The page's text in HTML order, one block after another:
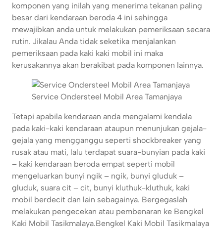
komponen yang inilah yang menerima tekanan paling
besar dari kendaraan beroda 4 ini sehingga
mewajibkan anda untuk melakukan pemeriksaan secara
rutin. Jikalau Anda tidak seketika menjalankan
pemeriksaan pada kaki kaki mobil ini maka
kerusakannya akan berakibat pada komponen lainnya.
Service Ondersteel Mobil Area Tamanjaya
Tetapi apabila kendaraan anda mengalami kendala
pada kaki-kaki kendaraan ataupun menunjukan gejala-
gejala yang mengganggu seperti shockbreaker yang
rusak atau mati, lalu terdapat suara-bunyian pada kaki
– kaki kendaraan beroda empat seperti mobil
mengeluarkan bunyi ngik – ngik, bunyi gluduk –
gluduk, suara cit – cit, bunyi kluthuk-kluthuk, kaki
mobil berdecit dan lain sebagainya. Bergegaslah
melakukan pengecekan atau pembenaran ke Bengkel
Kaki Mobil Tasikmalaya.Bengkel Kaki Mobil Tasikmalaya